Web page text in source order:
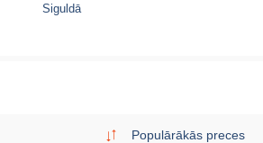
Siguldā
Populārākās preces